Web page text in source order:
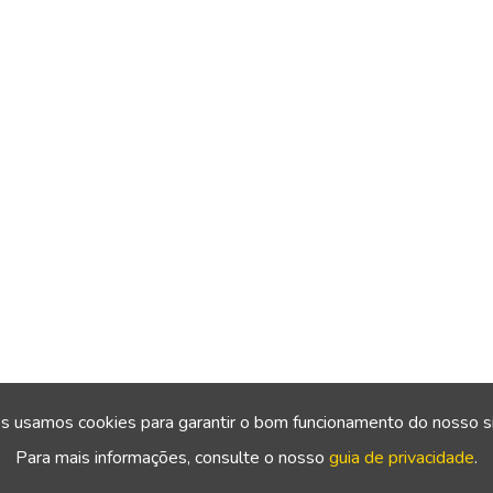
usamos cookies para garantir o bom funcionamento do nosso
Para mais informações, consulte o nosso guia de privacidade.